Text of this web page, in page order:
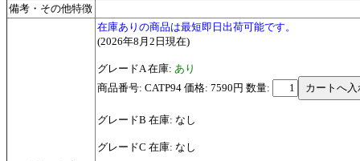
備考・その他特徴
在庫ありの商品は最短即日出荷可能です。
(2026年8月2日現在)
グレードA 在庫: あり
商品番号: CATP94 価格: 7590円 数量:
グレードB 在庫: なし
グレードC 在庫: なし